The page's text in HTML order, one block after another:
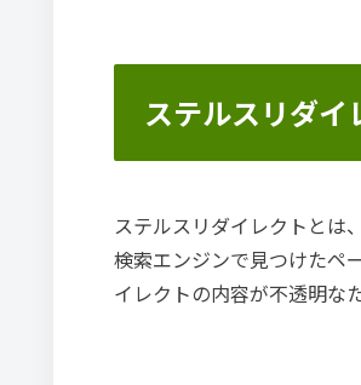
ステルスリダイ
ステルスリダイレクトとは
検索エンジンで見つけたペ
イレクトの内容が不透明な